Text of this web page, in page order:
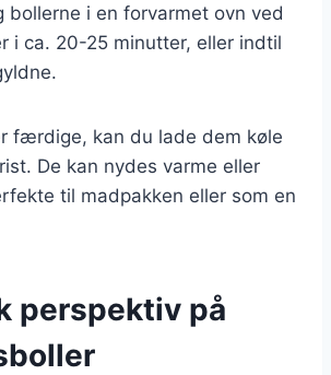
bollerne i en forvarmet ovn ved
i ca. 20-25 minutter, eller indtil
færdige, kan du lade dem køle
De kan nydes varme eller
til madpakken eller som en
perspektiv på